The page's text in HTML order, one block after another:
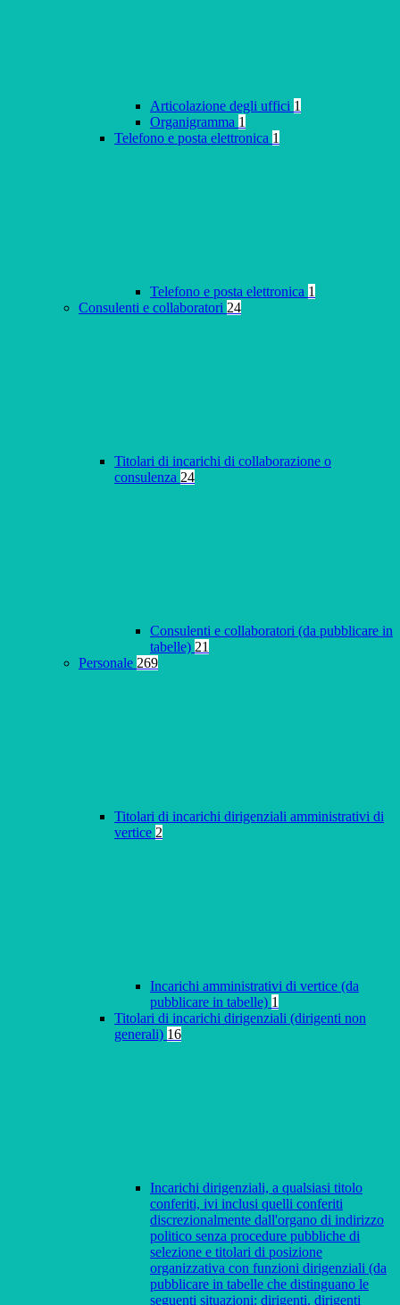
Articolazione degli uffici 1
Organigramma 1
Telefono e posta elettronica 1
Telefono e posta elettronica 1
Consulenti e collaboratori 24
Titolari di incarichi di collaborazione o
consulenza 24
Consulenti e collaboratori (da pubblicare in
tabelle) 21
Personale 269
Titolari di incarichi dirigenziali amministrativi di
vertice 2
Incarichi amministrativi di vertice (da
pubblicare in tabelle) 1
Titolari di incarichi dirigenziali (dirigenti non
generali) 16
Incarichi dirigenziali, a qualsiasi titolo
conferiti, ivi inclusi quelli conferiti
discrezionalmente dall'organo di indirizzo
politico senza procedure pubbliche di
selezione e titolari di posizione
organizzativa con funzioni dirigenziali (da
pubblicare in tabelle che distinguano le
seguenti situazioni: dirigenti, dirigenti